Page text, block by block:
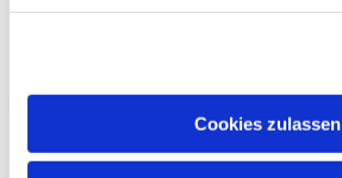
Cookies zulassen